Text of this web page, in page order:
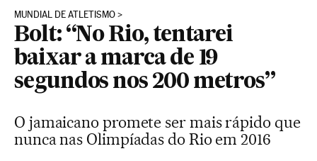
MUNDIAL DE ATLETISMO
Bolt: “No Rio, tentarei
baixar a marca de 19
segundos nos 200 metros”
O jamaicano promete ser mais rápido que
nunca nas Olimpíadas do Rio em 2016